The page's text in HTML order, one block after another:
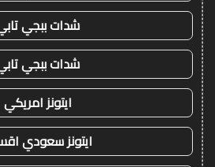
شدات ببجي
شدات ببجي
ايتونز امريكي
ايتونز سعودي